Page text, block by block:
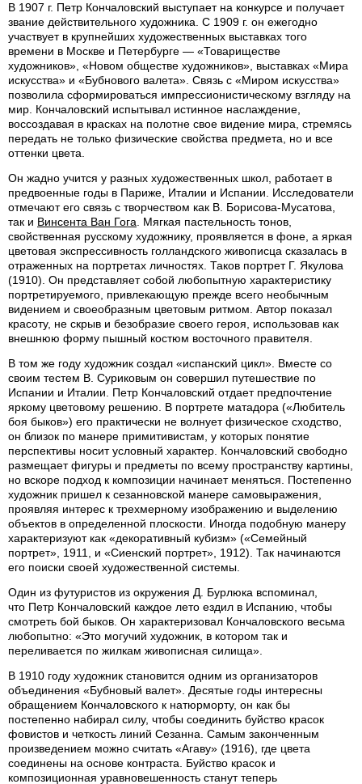
В 1907 г. Петр Кончаловский выступает на конкурсе и получает
звание действительного художника. С 1909 г. он ежегодно
участвует в крупнейших художественных выставках того
времени в Москве и Петербурге — «Товариществе
художников», «Новом обществе художников», выставках «Мира
искусства» и «Бубнового валета». Связь с «Миром искусства»
позволила сформироваться импрессионистическому взгляду на
мир. Кончаловский испытывал истинное наслаждение,
воссоздавая в красках на полотне свое видение мира, стремясь
передать не только физические свойства предмета, но и все
оттенки цвета.
Он жадно учится у разных художественных школ, работает в
предвоенные годы в Париже, Италии и Испании. Исследователи
отмечают его связь с творчеством как В. Борисова-Мусатова,
так и Винсента Ван Гога . Мягкая пастельность тонов,
свойственная русскому художнику, проявляется в фоне, а яркая
цветовая экспрессивность голландского живописца сказалась в
отраженных на портретах личностях. Таков портрет Г. Якулова
(1910). Он представляет собой любопытную характеристику
портретируемого, привлекающую прежде всего необычным
видением и своеобразным цветовым ритмом. Автор показал
красоту, не скрыв и безобразие своего героя, использовав как
внешнюю форму пышный костюм восточного правителя.
В том же году художник создал «испанский цикл». Вместе со
своим тестем В. Суриковым он совершил путешествие по
Испании и Италии. Петр Кончаловский отдает предпочтение
яркому цветовому решению. В портрете матадора («Любитель
боя быков») его практически не волнует физическое сходство,
он близок по манере примитивистам, у которых понятие
перспективы носит условный характер. Кончаловский свободно
размещает фигуры и предметы по всему пространству картины,
но вскоре подход к композиции начинает меняться. Постепенно
художник пришел к сезанновской манере самовыражения,
проявляя интерес к трехмерному изображению и выделению
объектов в определенной плоскости. Иногда подобную манеру
характеризуют как «декоративный кубизм» («Семейный
портрет», 1911, и «Сиенский портрет», 1912). Так начинаются
его поиски своей художественной системы.
Один из футуристов из окружения Д. Бурлюка вспоминал,
что Петр Кончаловский каждое лето ездил в Испанию, чтобы
смотреть бой быков. Он характеризовал Кончаловского весьма
любопытно: «Это могучий художник, в котором так и
переливается по жилкам живописная силища».
В 1910 году художник становится одним из организаторов
объединения «Бубновый валет». Десятые годы интересны
обращением Кончаловского к натюрморту, он как бы
постепенно набирал силу, чтобы соединить буйство красок
фовистов и четкость линий Сезанна. Самым законченным
произведением можно считать «Агаву» (1916), где цвета
соединены на основе контраста. Буйство красок и
композиционная уравновешенность станут теперь